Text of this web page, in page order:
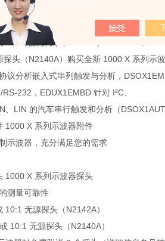
示波器，充分满足您的需求
正确的探头提高您的测量可靠性
无源探头（N2142A）200 MHz，
头（N2140A）购买全新 1000 X 系列示
议分析嵌入式串列触发与分析，
232，EDUX1EMBD 针对 I²C、
、LIN 的汽车串行触发和分析（
1000 X 系列示波器附件
示波器，充分满足您的需求
1000 X 系列示波器探头
测量可靠性
无源探头（N2142A）
10:1 无源探头（N2140A）